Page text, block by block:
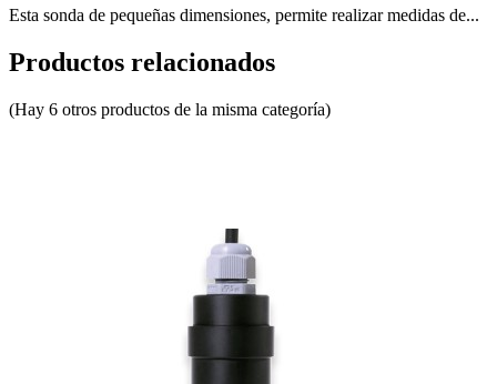
Esta sonda de pequeñas dimensiones, permite realizar medidas de...
Productos relacionados
(Hay 6 otros productos de la misma categoría)